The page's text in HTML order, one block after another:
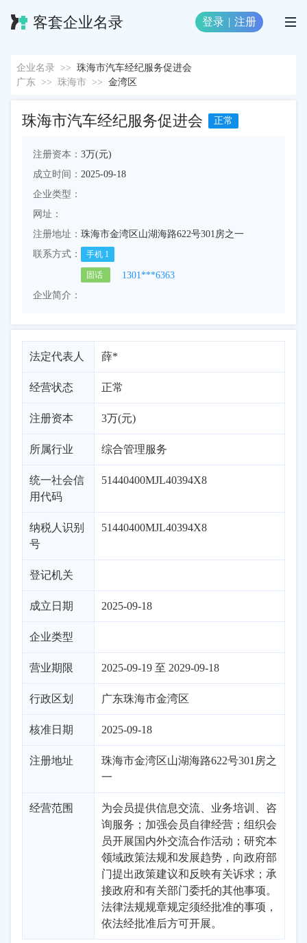
客套企业名录 登录 | 注册
企业名录 >> 珠海市汽车经纪服务促进会
广东
>> 珠海市 >> 金湾区
珠海市汽车经纪服务促进会 正常
注册资本： 3万(元)
成立时间： 2025-09-18
企业类型：
网址：
注册地址： 珠海市金湾区山湖海路622号301房之一
联系方式：
手机 1
固话
1301***6363
企业简介：
法定代表人 薛*
经营状态 正常
注册资本 3万(元)
所属行业 综合管理服务
统一社会信
用代码
51440400MJL40394X8
纳税人识别
号
51440400MJL40394X8
登记机关
成立日期 2025-09-18
企业类型
营业期限 2025-09-19 至 2029-09-18
行政区划 广东珠海市金湾区
核准日期 2025-09-18
注册地址
珠海市金湾区山湖海路622号301房之
一
经营范围
为会员提供信息交流、业务培训、咨
询服务；加强会员自律经营；组织会
员开展国内外交流合作活动；研究本
领域政策法规和发展趋势，向政府部
门提出政策建议和反映有关诉求；承
接政府和有关部门委托的其他事项。
法律法规规章规定须经批准的事项，
依法经批准后方可开展。